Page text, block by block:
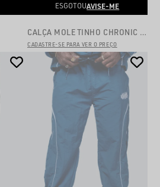
ESGOTOUAVISE-ME
CALÇA MOLETINHO CHRONIC BLACK 07V2
CADASTRE-SE PARA VER O PREÇO